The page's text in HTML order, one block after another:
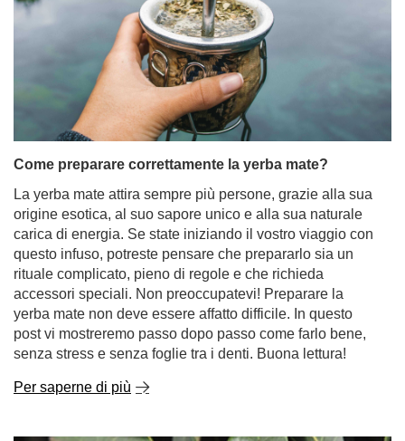
Come preparare correttamente la yerba mate?
La yerba mate attira sempre più persone, grazie alla sua
origine esotica, al suo sapore unico e alla sua naturale
carica di energia. Se state iniziando il vostro viaggio con
questo infuso, potreste pensare che prepararlo sia un
rituale complicato, pieno di regole e che richieda
accessori speciali. Non preoccupatevi! Preparare la
yerba mate non deve essere affatto difficile. In questo
post vi mostreremo passo dopo passo come farlo bene,
senza stress e senza foglie tra i denti. Buona lettura!
Per saperne di più